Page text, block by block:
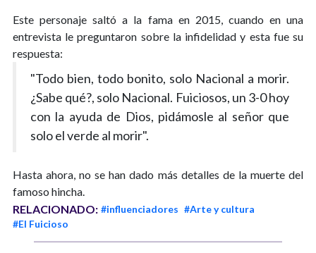
Este personaje saltó a la fama en 2015, cuando en una
entrevista le preguntaron sobre la infidelidad y esta fue su
respuesta:
"Todo bien, todo bonito, solo Nacional a morir.
¿Sabe qué?, solo Nacional. Fuiciosos, un 3-0 hoy
con la ayuda de Dios, pidámosle al señor que
solo el verde al morir".
Hasta ahora, no se han dado más detalles de la muerte del
famoso hincha.
RELACIONADO: #influenciadores #Arte y cultura
#El Fuicioso